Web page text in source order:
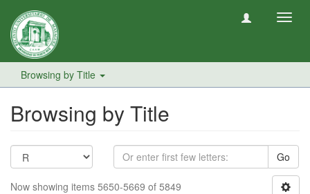
Browsing by Title
Browsing by Title
Go
Now showing items 5650-5669 of 5849